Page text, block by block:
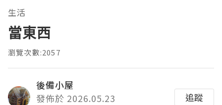
生活
當東西
瀏覽次數:2057
後備小屋
發佈於 2026.05.23
追蹤